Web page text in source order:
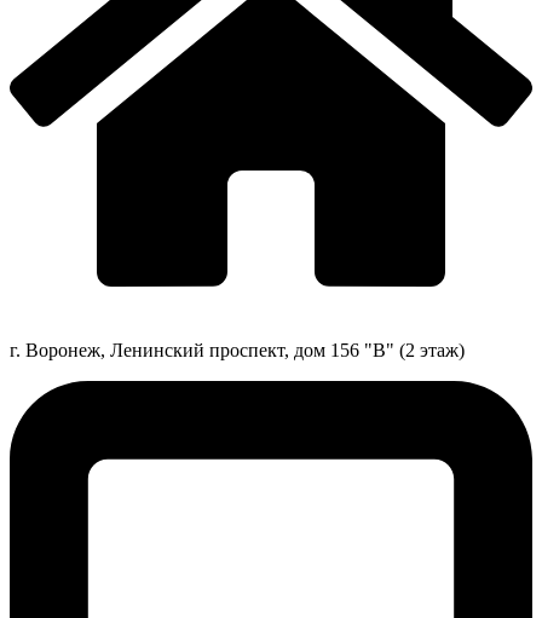
г. Воронеж, Ленинский проспект, дом 156 "В" (2 этаж)